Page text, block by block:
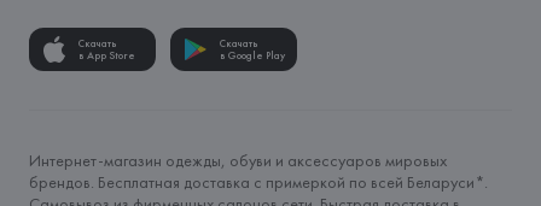
Скачать
в App Store
Скачать
в Google Play
Интернет-магазин одежды, обуви и аксессуаров мировых
брендов. Бесплатная доставка с примеркой по всей Беларуси*.